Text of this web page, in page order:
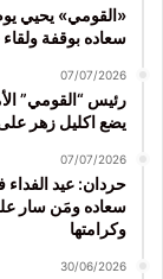
«القومي» يحيي
سعاده بوقفة
07/07/2026
رئيس “القومي”
يضع اكليل زهر
07/07/2026
سعاده ومَن سار
وكرامتها
30/06/2026